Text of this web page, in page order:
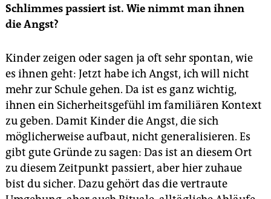
Schlimmes passiert ist. Wie nimmt man ihnen
die Angst?
Kinder zeigen oder sagen ja oft sehr spontan, wie
es ihnen geht: Jetzt habe ich Angst, ich will nicht
mehr zur Schule gehen. Da ist es ganz wichtig,
ihnen ein Sicherheitsgefühl im familiären Kontext
zu geben. Damit Kinder die Angst, die sich
möglicherweise aufbaut, nicht generalisieren. Es
gibt gute Gründe zu sagen: Das ist an diesem Ort
zu diesem Zeitpunkt passiert, aber hier zuhaue
bist du sicher. Dazu gehört das die vertraute